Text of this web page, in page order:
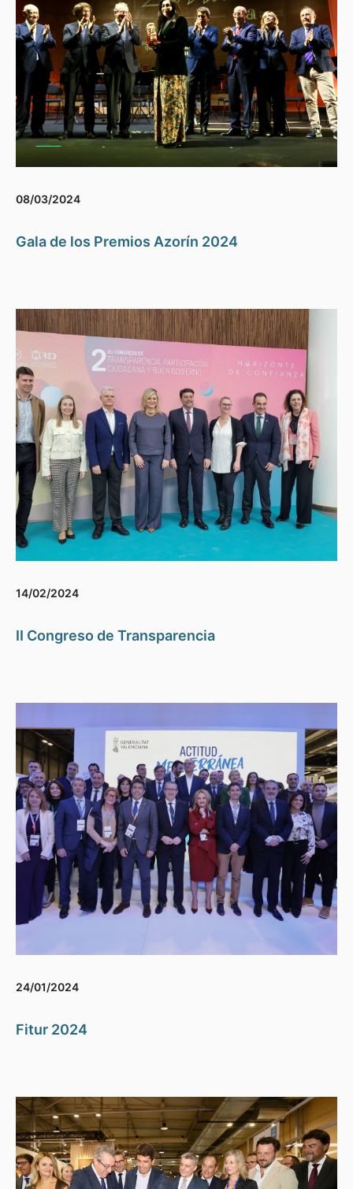
08/03/2024
Gala de los Premios Azorín 2024
14/02/2024
II Congreso de Transparencia
24/01/2024
Fitur 2024